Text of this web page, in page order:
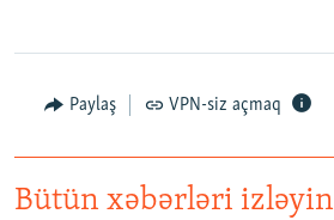
Paylaş VPN-siz açmaq
Bütün xəbərləri izləyin